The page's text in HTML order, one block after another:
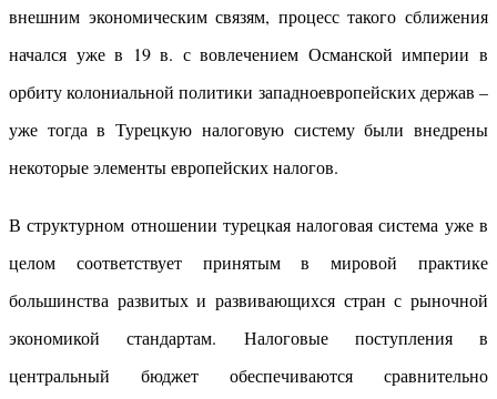
внешним экономическим связям, процесс такого сближения
начался уже в 19 в. с вовлечением Османской империи в
орбиту колониальной политики западноевропейских держав –
уже тогда в Турецкую налоговую систему были внедрены
некоторые элементы европейских налогов.
В структурном отношении турецкая налоговая система уже в
целом соответствует принятым в мировой практике
большинства развитых и развивающихся стран с рыночной
экономикой стандартам. Налоговые поступления в
центральный бюджет обеспечиваются сравнительно